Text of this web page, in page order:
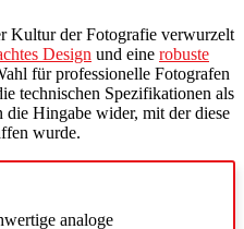
Kultur der Fotografie verwurzelt
Design und eine robuste
für professionelle Fotografen
technischen Spezifikationen als
die Hingabe wider, mit der diese
wurde.
analoge